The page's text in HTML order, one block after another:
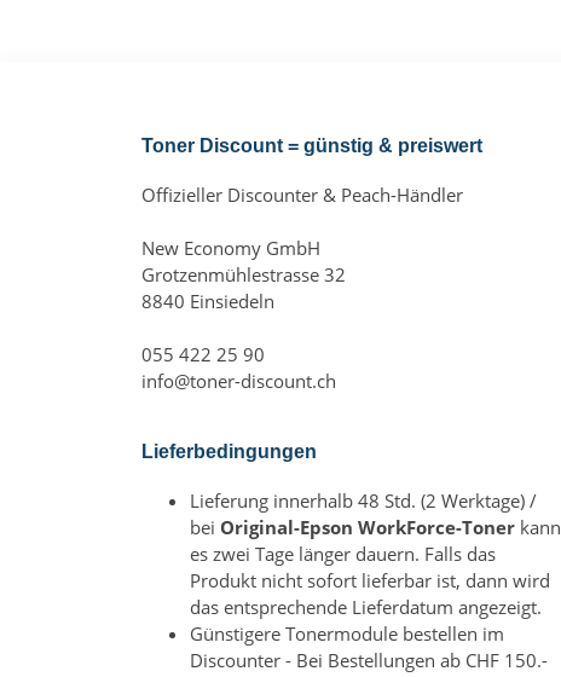
Toner Discount = günstig & preiswert
Offizieller Discounter & Peach-Händler
New Economy GmbH
Grotzenmühlestrasse 32
8840 Einsiedeln
055 422 25 90
info@toner-discount.ch
Lieferbedingungen
Lieferung innerhalb 48 Std. (2 Werktage) /
bei Original-Epson WorkForce-Toner kann
es zwei Tage länger dauern. Falls das
Produkt nicht sofort lieferbar ist, dann wird
das entsprechende Lieferdatum angezeigt.
Günstigere Tonermodule bestellen im
Discounter - Bei Bestellungen ab CHF 150.-